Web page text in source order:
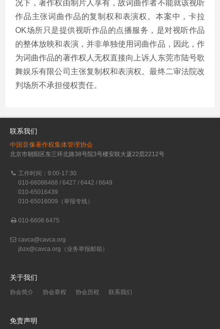
况下，著作权由制片人享有，故词曲作者不能就该视听
作品主张词曲作品的复制权和表演权。本案中，卡拉
OK场所只是提供视听作品的点播服务，是对视听作品
的整体放映和表演，并非单独使用词曲作品，因此，作
为词曲作品的著作权人无权直接向上诉人东莞市陆号歌
舞娱乐有限公司主张复制权和表演权。最终二审法院改
判场所不承担侵权责任。
联系我们
中国音像著作权集体管理协会
北京市朝阳区东三环北路38号院3号楼安联大厦22层2212号
工作时间：9:00-17:30
010-66086468 / 6427 / 6442 / 6649
010-65016439
010-65016009（举报专线）
010-6608 6475
cavca@cavca.org
jbzx@cavca.org （业务举报邮箱）
关于我们
协会简介 协会章程 协会历程 联系我们
免责声明